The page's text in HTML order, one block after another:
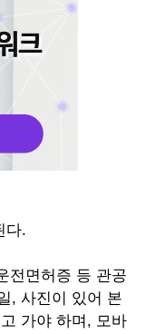
다.
전면허증 등 관공
, 사진이 있어 본
가야 하며, 모바